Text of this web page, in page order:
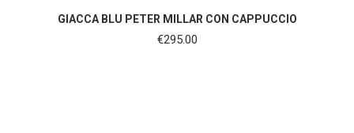
SHOP NOW
GIACCA BLU PETER MILLAR CON CAPPUCCIO
€295.00